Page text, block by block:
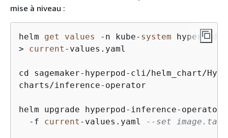
mise à niveau :
helm get values - n kube- system hyperpod
>
current - values.yaml
cd sagemaker- hyperpod- cli/helm_chart/
charts/inference- operator
helm upgrade hyperpod- inference-
- f current - values.yaml --set